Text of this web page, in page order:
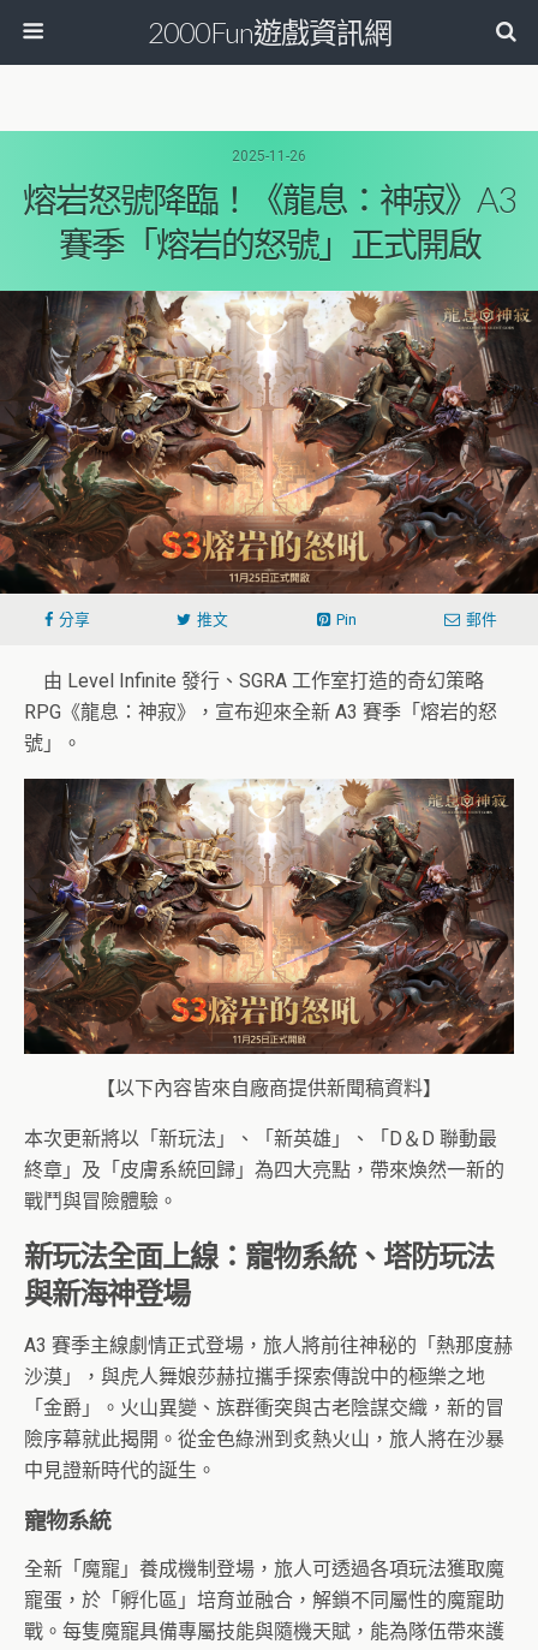
2000Fun遊戲資訊網
2025-11-26
熔岩怒號降臨！《龍息：神寂》A3
賽季「熔岩的怒號」正式開啟
分享 推文 Pin 郵件
由 Level Infinite 發行、SGRA 工作室打造的奇幻策略
RPG《龍息：神寂》，宣布迎來全新 A3 賽季「熔岩的怒
號」。
【以下內容皆來自廠商提供新聞稿資料】
本次更新將以「新玩法」、「新英雄」、「D＆D 聯動最
終章」及「皮膚系統回歸」為四大亮點，帶來煥然一新的
戰鬥與冒險體驗。
新玩法全面上線：寵物系統、塔防玩法
與新海神登場
A3 賽季主線劇情正式登場，旅人將前往神秘的「熱那度赫
沙漠」，與虎人舞娘莎赫拉攜手探索傳說中的極樂之地
「金爵」。火山異變、族群衝突與古老陰謀交織，新的冒
險序幕就此揭開。從金色綠洲到炙熱火山，旅人將在沙暴
中見證新時代的誕生。
寵物系統
全新「魔寵」養成機制登場，旅人可透過各項玩法獲取魔
寵蛋，於「孵化區」培育並融合，解鎖不同屬性的魔寵助
戰。每隻魔寵具備專屬技能與隨機天賦，能為隊伍帶來護